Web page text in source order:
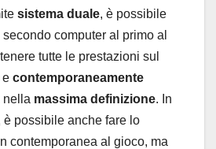
sistema duale, è possibile
computer al primo al
tutte le prestazioni sul
e contemporaneamente
nella massima definizione. In
è possibile anche fare lo
contemporanea al gioco, ma